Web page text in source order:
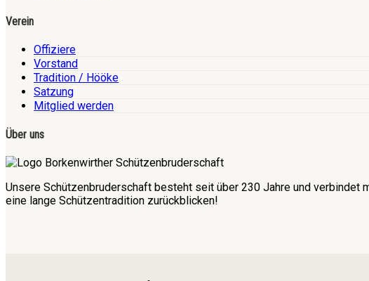
Verein
Offiziere
Vorstand
Tradition / Hööke
Satzung
Mitglied werden
Über uns
Unsere Schützenbruderschaft besteht seit über 230 Jahre und verbindet
eine lange Schützentradition zurückblicken!